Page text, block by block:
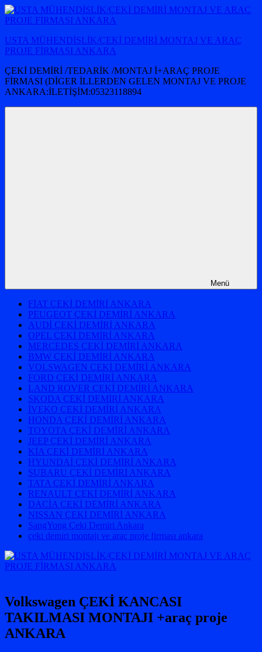
İçeriğe
atla
USTA MÜHENDİSLİK/ÇEKİ DEMİRİ MONTAJ VE ARAÇ
PROJE FİRMASI ANKARA
ÇEKİ DEMİRİ /TEDARİK /MONTAJ İ+ARAÇ PROJE
FİRMASI (DİGER İLLERDEN GELEN MONTAJ VE PROJE
ANKARA:İLETİŞİM:05323118894
Menü
FİAT ÇEKİ DEMİRİ ANKARA
PEUGEOT ÇEKİ DEMİRİ ANKARA
AUDİ ÇEKİ DEMİRİ ANKARA
OPEL ÇEKİ DEMİRİ ANKARA
MERCEDES ÇEKİ DEMİRİ ANKARA
BMW ÇEKİ DEMİRİ ANKARA
VOLSWAGEN ÇEKİ DEMİRİ ANKARA
FORD ÇEKİ DEMİRİ ANKARA
LAND ROVER ÇEKİ DEMİRİ ANKARA
SKODA ÇEKİ DEMİRİ ANKARA
İVEKO ÇEKİ DEMİRİ ANKARA
HONDA ÇEKİ DEMİRİ ANKARA
TOYOTA ÇEKİ DEMİRİ ANKARA
JEEP ÇEKİ DEMİRİ ANKARA
KİA ÇEKİ DEMİRİ ANKARA
HYUNDAİ ÇEKİ DEMİRİ ANKARA
SUBARU ÇEKİ DEMİRİ ANKARA
TATA ÇEKİ DEMİRİ ANKARA
RENAULT ÇEKİ DEMİRİ ANKARA
DACİA ÇEKİ DEMİRİ ANKARA
NISSAN ÇEKİ DEMİRİ ANKARA
SangYong Çeki Demiri Ankara
çeki demiri montajı ve araç proje firması ankara
Volkswagen ÇEKİ KANCASI
TAKILMASI MONTAJI +araç proje
ANKARA